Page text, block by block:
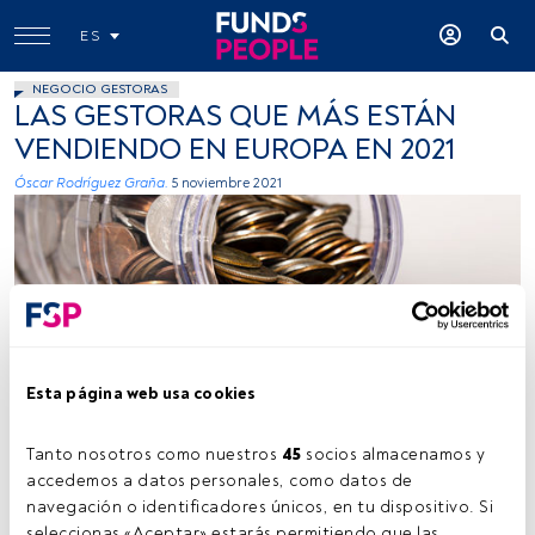
Esta página web usa cookies
Tanto nosotros como nuestros 45 socios almacenamos y
accedemos a datos personales, como datos de
navegación o identificadores únicos, en tu dispositivo. Si
ES
NEGOCIO GESTORAS
LAS GESTORAS QUE MÁS ESTÁN
VENDIENDO EN EUROPA EN 2021
Óscar Rodríguez Graña. 5 noviembre 2021
Foto: Michael Longmire, Unsplash